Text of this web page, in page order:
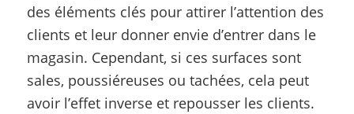
des éléments clés pour attirer l’attention des
clients et leur donner envie d’entrer dans le
magasin. Cependant, si ces surfaces sont
sales, poussiéreuses ou tachées, cela peut
avoir l’effet inverse et repousser les clients.